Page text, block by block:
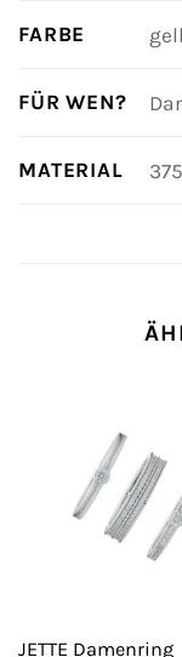
FARBE
FÜR WEN?
MATERIAL
JETTE Damenring